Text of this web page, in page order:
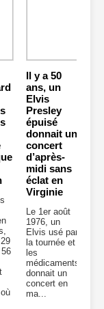
Il y a 50
ans, un
Elvis
Presley
épuisé
donnait un
concert
d’après-
midi sans
éclat en
Virginie
Le 1er août
1976, un
Elvis usé par
la tournée et
les
médicaments
donnait un
concert en
ma...